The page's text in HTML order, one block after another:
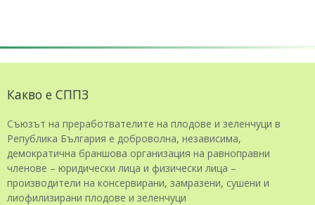
Какво е СППЗ
Съюзът на преработвателите на плодове и зеленчуци в
Република България е доброволна, независима,
демократична браншова организация на равноправни
членове – юридически лица и физически лица –
производители на консервирани, замразени, сушени и
лиофилизирани плодове и зеленчуци